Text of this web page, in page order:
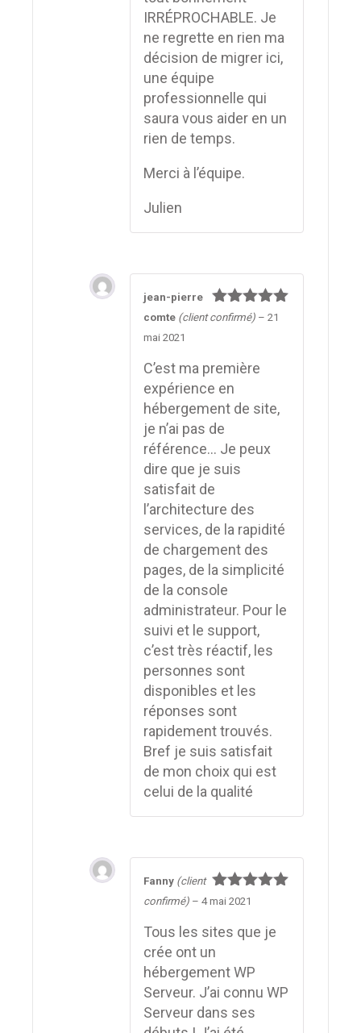
IRRÉPROCHABLE. Je
ne regrette en rien ma
décision de migrer ici,
une équipe
professionnelle qui
saura vous aider en un
rien de temps.
Merci à l’équipe.
Julien
Note5sur
jean-pierre
comte (client confirmé) – 21
mai 2021
C’est ma première
expérience en
hébergement de site,
je n’ai pas de
référence… Je peux
dire que je suis
satisfait de
l’architecture des
services, de la rapidité
de chargement des
pages, de la simplicité
de la console
administrateur. Pour le
suivi et le support,
c’est très réactif, les
personnes sont
disponibles et les
réponses sont
rapidement trouvés.
Bref je suis satisfait
de mon choix qui est
celui de la qualité
Note5
Fanny (client
confirmé) – 4 mai 2021
Tous les sites que je
crée ont un
hébergement WP
Serveur. J’ai connu WP
Serveur dans ses